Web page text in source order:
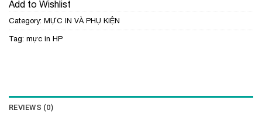
Add to Wishlist
Category: MỰC IN VÀ PHỤ KIỆN
Tag: mực in HP
REVIEWS (0)